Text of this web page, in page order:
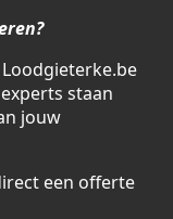
staan
jouw
een offerte